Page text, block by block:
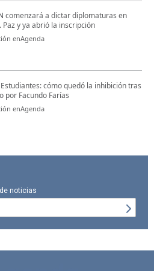
comenzará a dictar diplomaturas en
Paz y ya abrió la inscripción
enAgenda
Estudiantes: cómo quedó la inhibición tras
por Facundo Farías
enAgenda
noticias